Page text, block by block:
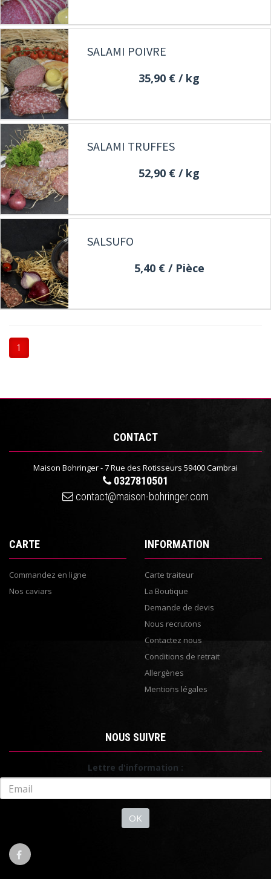
SALAMI POIVRE
35,90 € / kg
SALAMI TRUFFES
52,90 € / kg
SALSUFO
5,40 €/ Pièce
1
CONTACT
Maison Bohringer - 7 Rue des Rotisseurs 59400 Cambrai
0327810501
contact@maison-bohringer.com
CARTE
Commandez en ligne
Nos caviars
INFORMATION
Carte traiteur
La Boutique
Demande de devis
Nous recrutons
Contactez nous
Conditions de retrait
Allergènes
Mentions légales
NOUS SUIVRE
Lettre d'information :
OK